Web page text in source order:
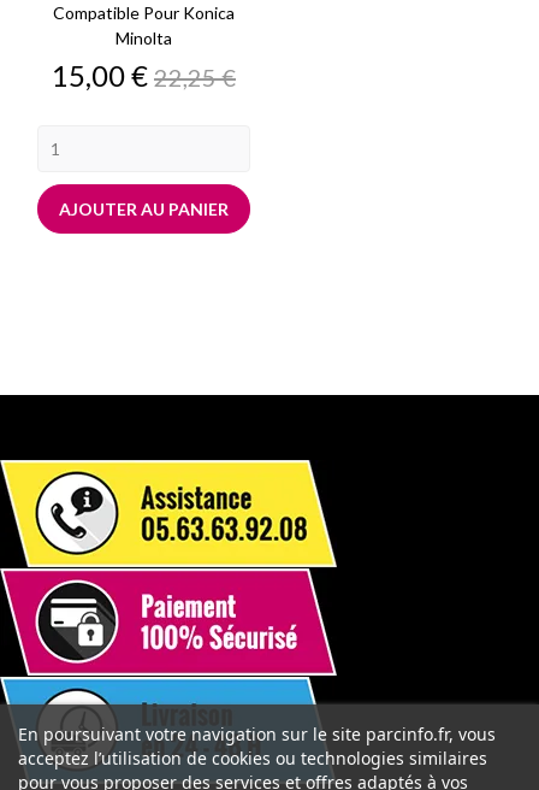
Compatible Pour Konica
Minolta
Prix
15,00 €Prix
de
22,25 €
AJOUTER AU PANIER
En poursuivant votre navigation sur le site parcinfo.fr, vous
acceptez l’utilisation de cookies ou technologies similaires
pour vous proposer des services et offres adaptés à vos